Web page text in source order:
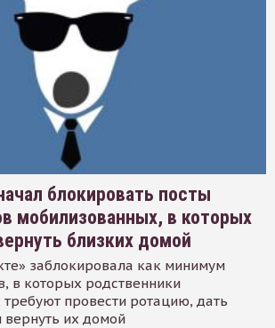
блокировать посты
мобилизованных, в которых
близких домой
заблокировала как минимум
в которых родственники
провести ротацию, дать
вернуть их домой